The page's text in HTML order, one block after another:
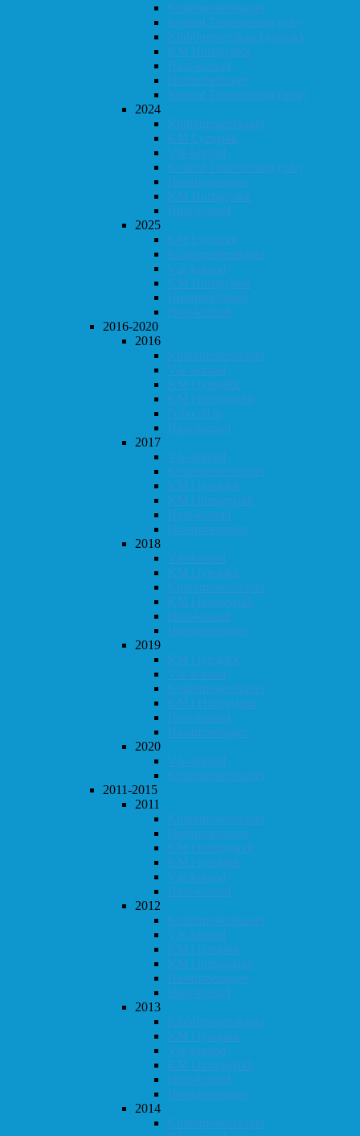
Klubbmesterskapet
Konrad Timestrening (vår)
Klubbmesterskap Lynsjakk
KM Hurtigsjakk
Høst-konrad
Høstturneringen
Konrad Timestrening (høst)
2024
Klubbmesterskapet
KM Lynsjakk
Vår-konrad
Konrad Timestrening (vår)
Høstturneringen
KM Hurtigsjakk
Høst-konrad
2025
KM Lynsjakk
Klubbmesterskapet
Vår-konrad
KM Hurtigsjakk
Høstturneringen
Høst-konrad
2016-2020
2016
Klubbmesterskapet
Vår-konrad
KM i lynsjakk
KM i hurtigsjakk
Follo 20 år
Høst-konrad
2017
Vår-konrad
Klubbmesterskapet
KM i lynsjakk
KM i hurtigsjakk
Høst-konrad
Høstturneringen
2018
Vår-konrad
KM i lynsjakk
Klubbmesterskapet
KM i hurtigsjakk
Høst-konrad
Høstturneringen
2019
KM i lynsjakk
Vår-konrad
Klubbmesterskapet
KM i Hurtigsjakk
Høst-konrad
Høstturneringen
2020
Vår-konrad
Klubbmesterskapet
2011-2015
2011
Klubbmesterskapet
Høstturneringen
KM i hurtigsjakk
KM i lynsjakk
Vår-konrad
Høst-konrad
2012
Klubbmesterskapet
Vår-konrad
KM i lynsjakk
KM i hurtigsjakk
Høstturneringen
Høst-konrad
2013
Klubbmesterskapet
KM i lynsjakk
Vår-konrad
KM i hurtigsjakk
Høst-konrad
Høstturneringen
2014
Klubbmesterskapet